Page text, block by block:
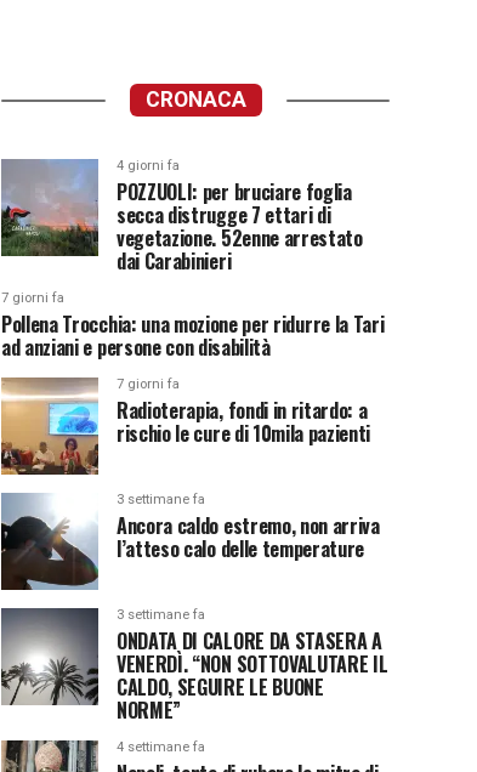
CRONACA
4 giorni fa
POZZUOLI: per bruciare foglia
secca distrugge 7 ettari di
vegetazione. 52enne arrestato
dai Carabinieri
7 giorni fa
Pollena Trocchia: una mozione per ridurre la Tari
ad anziani e persone con disabilità
7 giorni fa
Radioterapia, fondi in ritardo: a
rischio le cure di 10mila pazienti
3 settimane fa
Ancora caldo estremo, non arriva
l’atteso calo delle temperature
3 settimane fa
ONDATA DI CALORE DA STASERA A
VENERDÌ. “NON SOTTOVALUTARE IL
CALDO, SEGUIRE LE BUONE
NORME”
4 settimane fa